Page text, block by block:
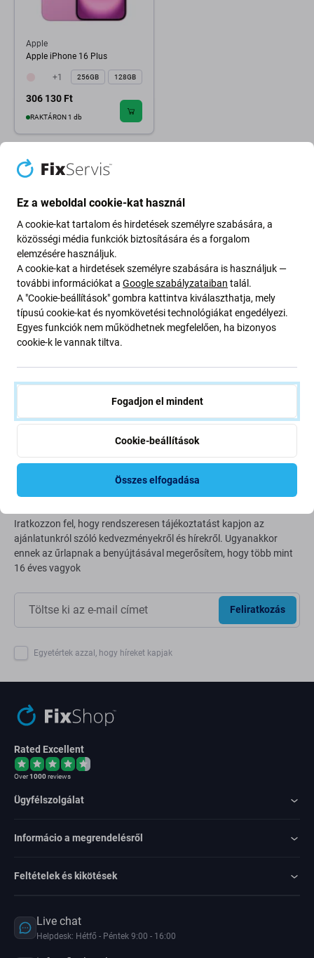
Apple
Apple iPhone 16 Plus
+1 256GB 128GB
306 130 Ft
RAKTÁRON 1 db
Going Green
csökkentése érdekében.
Newsletter Fix
Iratkozzon fel, hogy rendszeresen tájékoztatást kapjon az
ajánlatunkról szóló kedvezményekről és hírekről. Ugyanakkor
ennek az űrlapnak a benyújtásával megerősítem, hogy több mint
16 éves vagyok
Feliratkozás
Egyetértek azzal, hogy híreket kapjak
Rated Excellent
Over1000reviews
Ügyfélszolgálat
Informácio a megrendelésről
Feltételek és kikötések
Live chat
Helpdesk: Hétfő - Péntek 9:00 - 16:00
Ez a weboldal cookie-kat használ
A cookie-kat tartalom és hirdetések személyre szabására, a
közösségi média funkciók biztosítására és a forgalom
elemzésére használjuk.
A cookie-kat a hirdetések személyre szabására is használjuk —
további információkat a Google szabályzataiban talál.
A "Cookie-beállítások" gombra kattintva kiválaszthatja, mely
típusú cookie-kat és nyomkövetési technológiákat engedélyezi.
Egyes funkciók nem működhetnek megfelelően, ha bizonyos
cookie-k le vannak tiltva.
Fogadjon el mindent
Cookie-beállítások
Összes elfogadása